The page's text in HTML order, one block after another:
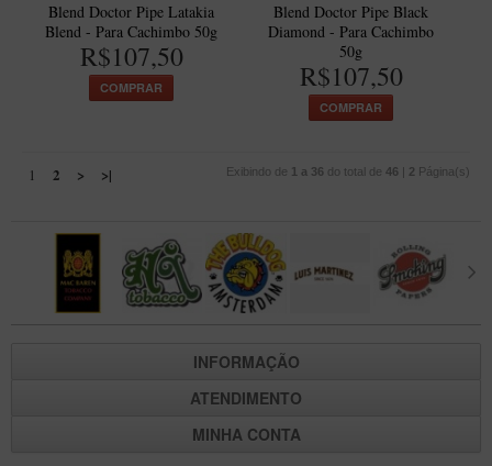
Blend Doctor Pipe Latakia
Blend - Para Cachimbo 50g
R$107,50
COMPRAR
Blend Doctor Pipe Black
Diamond - Para Cachimbo
50g
R$107,50
COMPRAR
1 2 > >| Exibindo de 1 a 36 do total de 46 | 2 Página(s)
INFORMAÇÃO
ATENDIMENTO
MINHA CONTA